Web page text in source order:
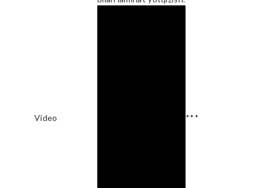
Video ***